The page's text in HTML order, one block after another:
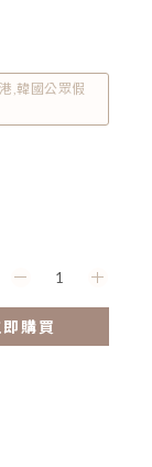
,韓國公眾假
即購買